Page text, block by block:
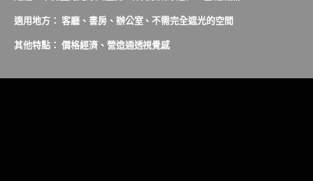
適用地方： 客廳、書房、辦公室、不需完全遮光的空間
其他特點： 價格經濟、營造通透視覺感